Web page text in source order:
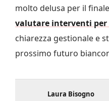
molto delusa per il
valutare interventi
chiarezza gestionale e
prossimo futuro
Laura Bisogno